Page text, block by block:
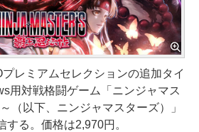
レミアムセレクションの追加タイ
用対戦格闘ゲーム「ニンジャマス
（以下、ニンジャマスターズ）」
する。価格は2,970円。